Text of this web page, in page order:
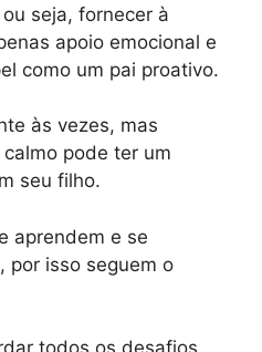
seja, fornecer à
apoio emocional e
como um pai proativo.
às vezes, mas
pode ter um
seu filho.
aprendem e se
por isso seguem o